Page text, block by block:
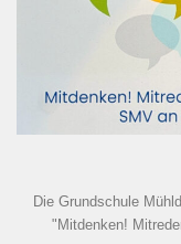
Die Grundschule
"Mitdenken!